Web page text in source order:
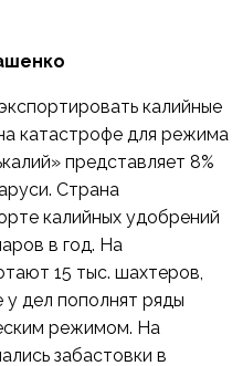
калийные
катастрофе для режима
представляет 8%
Страна
калийных удобрений
в год. На
15 тыс. шахтеров,
дел пополнят ряды
режимом. На
забастовки в